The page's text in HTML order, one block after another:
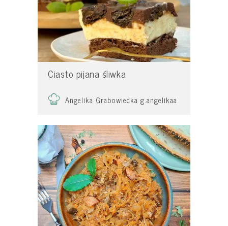
Ciasto pijana śliwka
Angelika Grabowiecka g.angelikaa